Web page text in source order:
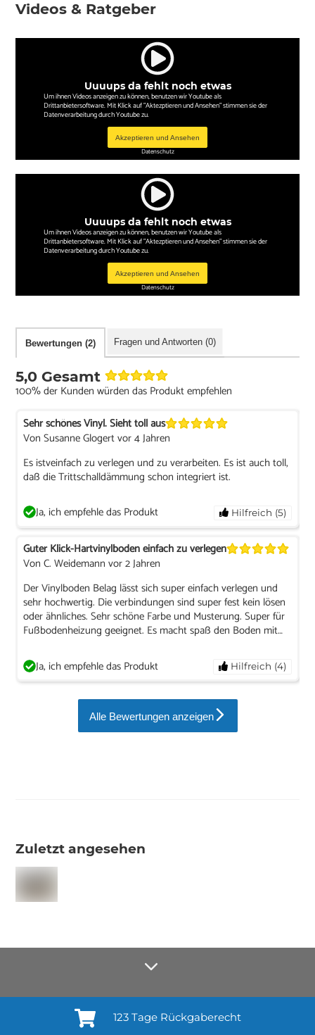
Videos & Ratgeber
Uuuups da fehlt noch etwas
Um ihnen Videos anzeigen zu können, benutzen wir Youtube als
Drittanbietersoftware. Mit Klick auf "Aktezptieren und Ansehen" stimmen sie der
Datenverarbeitung durch Youtube zu.
Akzeptieren und Ansehen
Datenschutz
Uuuups da fehlt noch etwas
Um ihnen Videos anzeigen zu können, benutzen wir Youtube als
Drittanbietersoftware. Mit Klick auf "Aktezptieren und Ansehen" stimmen sie der
Datenverarbeitung durch Youtube zu.
Akzeptieren und Ansehen
Datenschutz
Bewertungen (2) Fragen und Antworten (0)
5,0 Gesamt
100% der Kunden würden das Produkt empfehlen
Sehr schönes Vinyl. Sieht toll aus
Von Susanne Glogert vor 4 Jahren
Es istveinfach zu verlegen und zu verarbeiten. Es ist auch toll,
daß die Trittschalldämmung schon integriert ist.
Ja, ich empfehle das Produkt Hilfreich (5)
Guter Klick-Hartvinylboden einfach zu verlegen
Von C. Weidemann vor 2 Jahren
Der Vinylboden Belag lässt sich super einfach verlegen und
sehr hochwertig. Die verbindungen sind super fest kein lösen
oder ähnliches. Sehr schöne Farbe und Musterung. Super für
Fußbodenheizung geeignet. Es macht spaß den Boden mit
viele verschiedene Vinylboden verlegt und dieser zählt
definitiv jetzt zu meinen Favoriten. Ich kann ihn nur
weiterempfehlen.
Ja, ich empfehle das Produkt Hilfreich (4)
Alle Bewertungen anzeigen
Zuletzt angesehen
Anmelden¹
123 Tage Rückgaberecht